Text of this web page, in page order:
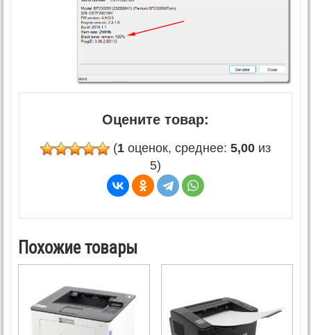
Оцените товар:
(1 оценок, среднее: 5,00 из
5)
Похожие товары